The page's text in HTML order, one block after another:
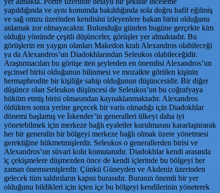
yapıldığında ve aynı konumda bakıldığında sola doğru hafif eğilmiş
ve sağ omzu üzerinden kendisini izleyenlere bakan birisi olduğunu
anlamak zor olmayacaktır. Bulunduğu günden bugüne gerçekte kim
olduğu yönünde çeşitli düşünceler, görüşler yer almaktadır. Bu
görüşlerin en yaygın olanları Makedon kralı Alexandros olabileceği
ya da Alexandros’un Diadokhlarından Seleukos olabileceğidir.
Araştırmacıları bu görüşe iten şeylerden en önemlisi Alexandros’un
eşcinsel birisi olduğunun bilinmesi ve mozaikte görülen kişinin
hermaphrodite bir kişiliğe sahip olduğunun düşüncesidir. Bir diğer
düşünce olan Seleukos düşüncesi de Seleukos’un bu coğrafyaya
hüküm etmiş birisi olmasından kaynaklanmaktadır. Alexandros
öldükten sonra yerine geçecek bir varis olmadığı için Diadokhlar
dönemi başlamış ve İskender’in generalleri ülkeyi daha iyi
yönetebilmek için merkeze bağlı eyaletler kurulmasını kararlaştırarak
her bir generalin bir bölgeyi merkeze bağlı olmak üzere yönetmesi
gerektiğine hükmetmişlerdir. Seleukos o generallerden birisi ve
Alexandros’un süvari kolu komutanıdır. Diadokhlar kendi arasında
iç çekişmelere düşmezden önce de kendi içlerinde bu bölgeyi her
zaman önemsemişlerdir. Çünkü Güneyden ve Akdeniz üzerinden
gelecek tüm saldırıların kapısı burasıdır. Buranın önemli bir yer
olduğunu bildikleri için içten içe bu bölgeyi kendilerinin yöneterek